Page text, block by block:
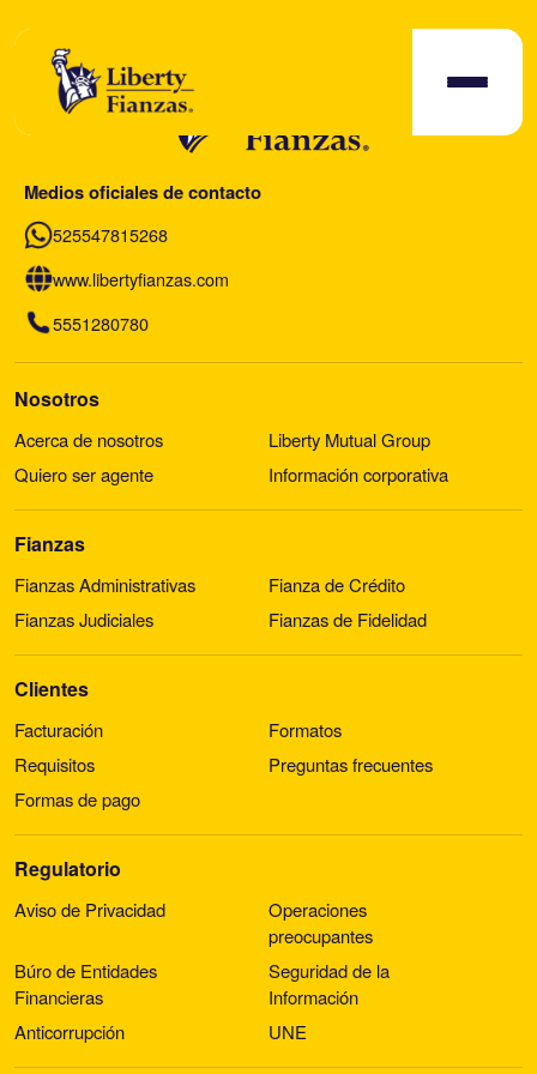
Medios oficiales de contacto
525547815268
www.libertyfianzas.com
5551280780
Nosotros
Acerca de nosotros
Liberty Mutual Group
Quiero ser agente
Información corporativa
Fianzas
Fianzas Administrativas
Fianza de Crédito
Fianzas Judiciales
Fianzas de Fidelidad
Clientes
Facturación
Formatos
Requisitos
Preguntas frecuentes
Formas de pago
Regulatorio
Aviso de Privacidad
Operaciones
preocupantes
Búro de Entidades
Financieras
Seguridad de la
Información
Anticorrupción
UNE